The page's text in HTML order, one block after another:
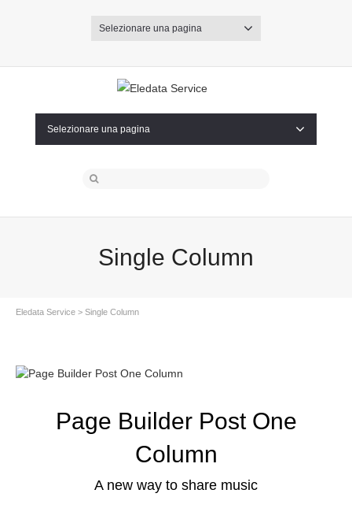
Selezionare una pagina
Selezionare una pagina
Single Column
Eledata Service > Single Column
Page Builder Post One
Column
A new way to share music